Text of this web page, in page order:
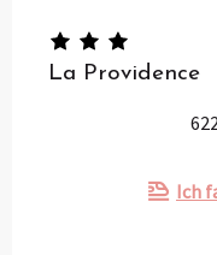
La Providence
Ich